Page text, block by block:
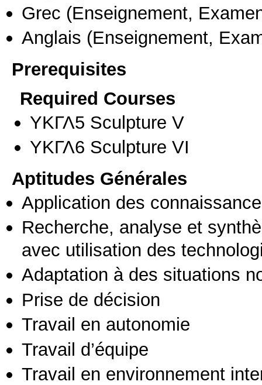
Grec (Enseignement,
Anglais (Enseignement,
Prerequisites
Required Courses
ΥΚΓΛ5 Sculpture V
ΥΚΓΛ6 Sculpture VI
Aptitudes Générales
Application des
Recherche, analyse et
avec utilisation des
Adaptation à des situations
Prise de décision
Travail en autonomie
Travail d’équipe
Travail en environnement